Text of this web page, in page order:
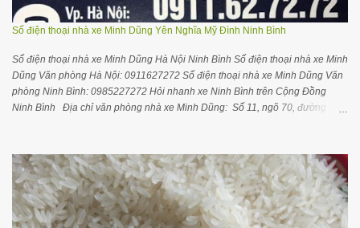
Số điện thoại nhà xe Minh Dũng Yên Nghĩa Mỹ Đình Ninh Bình
Số điện thoại nhà xe Minh Dũng Hà Nội Ninh Bình Số điện thoại nhà xe Minh
Dũng Văn phòng Hà Nội: 0911627272 Số điện thoại nhà xe Minh Dũng Văn
phòng Ninh Bình: 0985227272 Hỏi nhanh xe Ninh Bình trên Cộng Đồng
Ninh Bình Địa chỉ văn phòng nhà xe Minh Dũng: Số 11, ngõ 70, đường
Ninh Bình Mua sỉ gạo ST25 Thiên Long Rice Hướng dẫn mở đại lý kinh
doanh gạo CẬP NHẬT GIỜ CHẠY XE Hà Nội về Ninh Bình: Chuyến 1 :
6h30(Cồn Thoi) Chuyến 2 : 7h30 (BX Kim Sơn) Chuyến 3 : 8h00 (BX Kim
Sơn) Chuyến 4 : 8h30 (BX Kim Sơn) Chuyến 5 : 10h30(Cồn Thoi) Chuyến 6 :
11h30 (BX Kim Sơn) Chuyến 7 : 13h30(Cồn Thoi) Chuyến 8 : 15h00 (BX Kim